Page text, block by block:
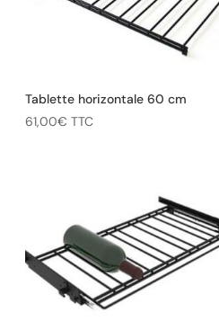
Tablette horizontale 60 cm
61,00€ TTC